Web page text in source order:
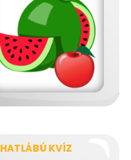
HATLÁBÚ KVÍZ